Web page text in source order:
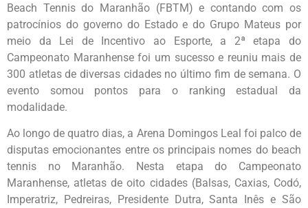
Beach Tennis do Maranhão (FBTM) e contando com os
patrocínios do governo do Estado e do Grupo Mateus por
meio da Lei de Incentivo ao Esporte, a 2ª etapa do
Campeonato Maranhense foi um sucesso e reuniu mais de
300 atletas de diversas cidades no último fim de semana. O
evento somou pontos para o ranking estadual da
modalidade.
Ao longo de quatro dias, a Arena Domingos Leal foi palco de
disputas emocionantes entre os principais nomes do beach
tennis no Maranhão. Nesta etapa do Campeonato
Maranhense, atletas de oito cidades (Balsas, Caxias, Codó,
Imperatriz, Pedreiras, Presidente Dutra, Santa Inês e São